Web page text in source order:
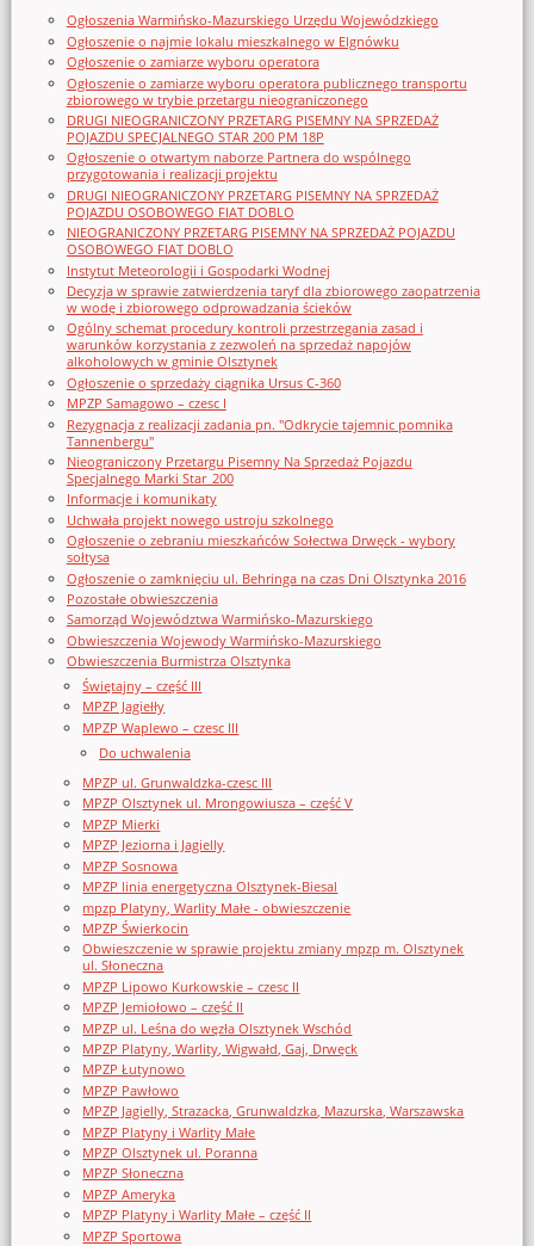
Ogłoszenia Warmińsko-Mazurskiego Urzędu Wojewódzkiego
Ogłoszenie o najmie lokalu mieszkalnego w Elgnówku
Ogłoszenie o zamiarze wyboru operatora
Ogłoszenie o zamiarze wyboru operatora publicznego transportu
zbiorowego w trybie przetargu nieograniczonego
DRUGI NIEOGRANICZONY PRZETARG PISEMNY NA SPRZEDAŻ
POJAZDU SPECJALNEGO STAR 200 PM 18P
Ogłoszenie o otwartym naborze Partnera do wspólnego
przygotowania i realizacji projektu
DRUGI NIEOGRANICZONY PRZETARG PISEMNY NA SPRZEDAŻ
POJAZDU OSOBOWEGO FIAT DOBLO
NIEOGRANICZONY PRZETARG PISEMNY NA SPRZEDAŻ POJAZDU
OSOBOWEGO FIAT DOBLO
Instytut Meteorologii i Gospodarki Wodnej
Decyzja w sprawie zatwierdzenia taryf dla zbiorowego zaopatrzenia
w wodę i zbiorowego odprowadzania ścieków
Ogólny schemat procedury kontroli przestrzegania zasad i
warunków korzystania z zezwoleń na sprzedaż napojów
alkoholowych w gminie Olsztynek
Ogłoszenie o sprzedaży ciągnika Ursus C-360
MPZP Samagowo – czesc I
Rezygnacja z realizacji zadania pn. "Odkrycie tajemnic pomnika
Tannenbergu"
Nieograniczony Przetargu Pisemny Na Sprzedaż Pojazdu
Specjalnego Marki Star_200
Informacje i komunikaty
Uchwała projekt nowego ustroju szkolnego
Ogłoszenie o zebraniu mieszkańców Sołectwa Drwęck - wybory
sołtysa
Ogłoszenie o zamknięciu ul. Behringa na czas Dni Olsztynka 2016
Pozostałe obwieszczenia
Samorząd Województwa Warmińsko-Mazurskiego
Obwieszczenia Wojewody Warmińsko-Mazurskiego
Obwieszczenia Burmistrza Olsztynka
Świętajny – część III
MPZP Jagiełły
MPZP Waplewo – czesc III
Do uchwalenia
MPZP ul. Grunwaldzka-czesc III
MPZP Olsztynek ul. Mrongowiusza – część V
MPZP Mierki
MPZP Jeziorna i Jagielly
MPZP Sosnowa
MPZP linia energetyczna Olsztynek-Biesal
mpzp Platyny, Warlity Małe - obwieszczenie
MPZP Świerkocin
Obwieszczenie w sprawie projektu zmiany mpzp m. Olsztynek
ul. Słoneczna
MPZP Lipowo Kurkowskie – czesc II
MPZP Jemiołowo – część II
MPZP ul. Leśna do węzła Olsztynek Wschód
MPZP Platyny, Warlity, Wigwałd, Gaj, Drwęck
MPZP Łutynowo
MPZP Pawłowo
MPZP Jagielly, Strazacka, Grunwaldzka, Mazurska, Warszawska
MPZP Platyny i Warlity Małe
MPZP Olsztynek ul. Poranna
MPZP Słoneczna
MPZP Ameryka
MPZP Platyny i Warlity Małe – część II
MPZP Sportowa